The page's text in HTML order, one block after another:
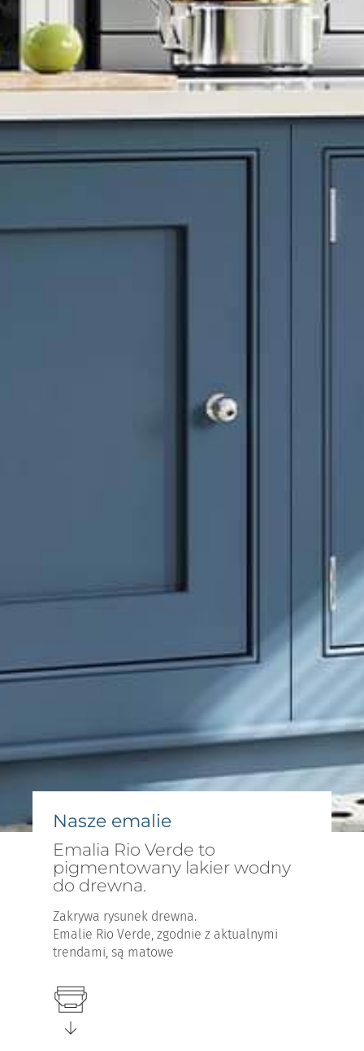
Nasze emalie
Emalia Rio Verde to
pigmentowany lakier wodny
do drewna.
Zakrywa rysunek drewna.
Emalie Rio Verde, zgodnie z aktualnymi
trendami, są matowe